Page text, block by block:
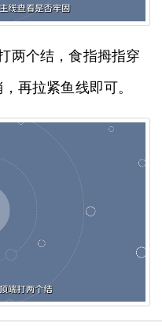
两个结，食指拇指穿
再拉紧鱼线即可。